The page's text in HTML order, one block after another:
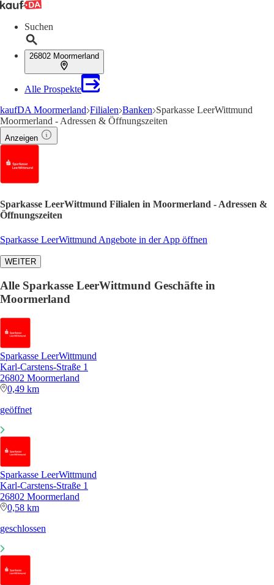
Suchen
26802 Moormerland
Alle Prospekte
kaufDA Moormerland Filialen Banken Sparkasse LeerWittmund
Moormerland - Adressen & Öffnungszeiten
Anzeigen
Sparkasse LeerWittmund Filialen in Moormerland - Adressen &
Öffnungszeiten
Sparkasse LeerWittmund Angebote in der App öffnen
WEITER
Alle Sparkasse LeerWittmund Geschäfte in
Moormerland
Sparkasse LeerWittmund
Karl-Carstens-Straße 1
26802 Moormerland
0,49 km
geöffnet
Sparkasse LeerWittmund
Karl-Carstens-Straße 1
26802 Moormerland
0,58 km
geschlossen